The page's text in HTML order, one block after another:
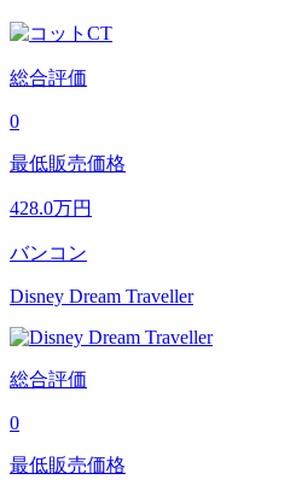
総合評価
0
最低販売価格
428.0万円
バンコン
Disney Dream Traveller
総合評価
0
最低販売価格